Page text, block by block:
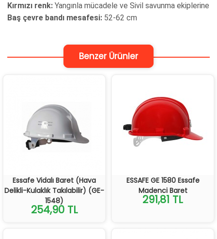
Kırmızı renk: Yangınla mücadele ve Sivil savunma ekiplerine
Baş çevre bandı mesafesi: 52-62 cm
Benzer Ürünler
Essafe Vidalı Baret (Hava
Delikli-Kulaklık Takılabilir) (GE-
1548)
254,90 TL
ESSAFE GE 1580 Essafe
Madenci Baret
291,81 TL